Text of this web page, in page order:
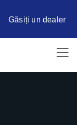
Găsiți un dealer